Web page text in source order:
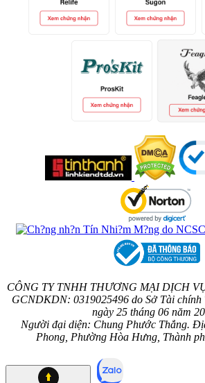
CÔNG TY TNHH THƯƠNG MẠI DỊCH
GCNDKDN: 0319025496 do Sở Tài
ngày 25 tháng 06 năm
Người đại diện: Chung Phước Thắng.
Phong, Phường Hòa Hưng, Thành